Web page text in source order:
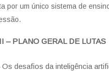
por um único sistema de
– PLANO GERAL DE LUTAS
desafios da inteligência